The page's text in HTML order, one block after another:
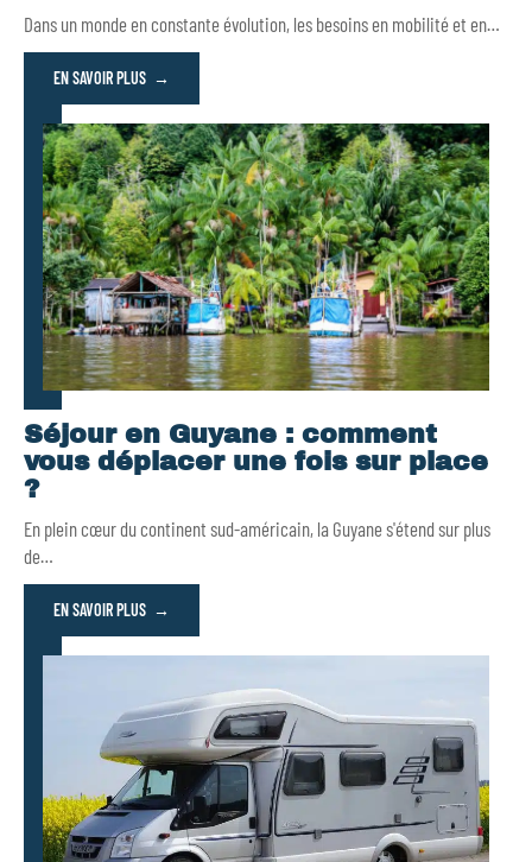
Dans un monde en constante évolution, les besoins en mobilité et en…
EN SAVOIR PLUS
Séjour en Guyane : comment
vous déplacer une fois sur place
?
En plein cœur du continent sud-américain, la Guyane s'étend sur plus
de…
EN SAVOIR PLUS